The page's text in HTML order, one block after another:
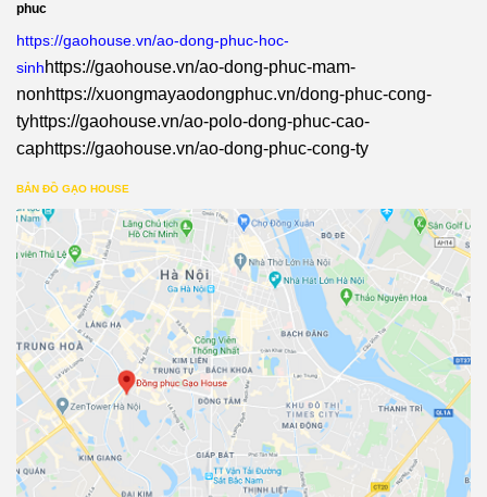
phuc
https://gaohouse.vn/ao-dong-phuc-hoc-
sinhhttps://gaohouse.vn/ao-dong-phuc-mam-
nonhttps://xuongmayaodongphuc.vn/dong-phuc-cong-
tyhttps://gaohouse.vn/ao-polo-dong-phuc-cao-
caphttps://gaohouse.vn/ao-dong-phuc-cong-ty
BẢN ĐỒ GẠO HOUSE